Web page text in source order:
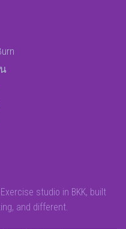
studio in BKK, built
and different.